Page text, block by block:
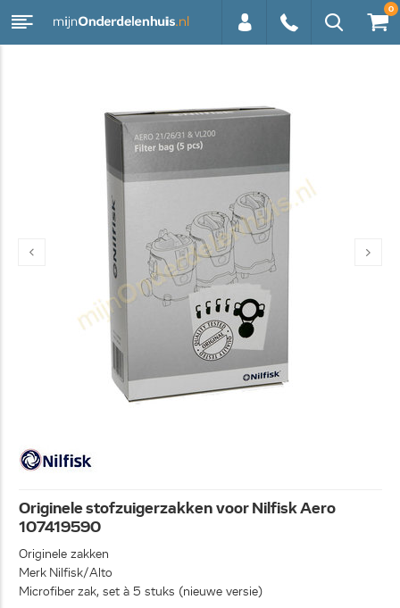
0
Originele stofzuigerzakken voor Nilfisk Aero
107419590
Originele zakken
Merk Nilfisk/Alto
Microfiber zak, set à 5 stuks (nieuwe versie)